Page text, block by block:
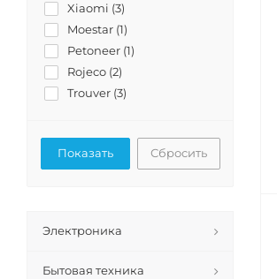
Xiaomi (3)
Moestar (1)
Petoneer (1)
Rojeco (2)
Trouver (3)
Сбросить
Электроника
Бытовая техника